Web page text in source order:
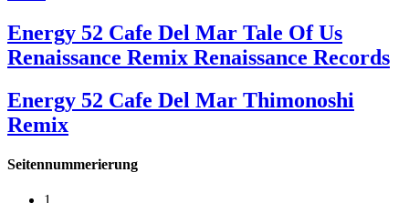
Energy 52 Cafe Del Mar Tale Of Us
Renaissance Remix Renaissance Records
Energy 52 Cafe Del Mar Thimonoshi
Remix
Seitennummerierung